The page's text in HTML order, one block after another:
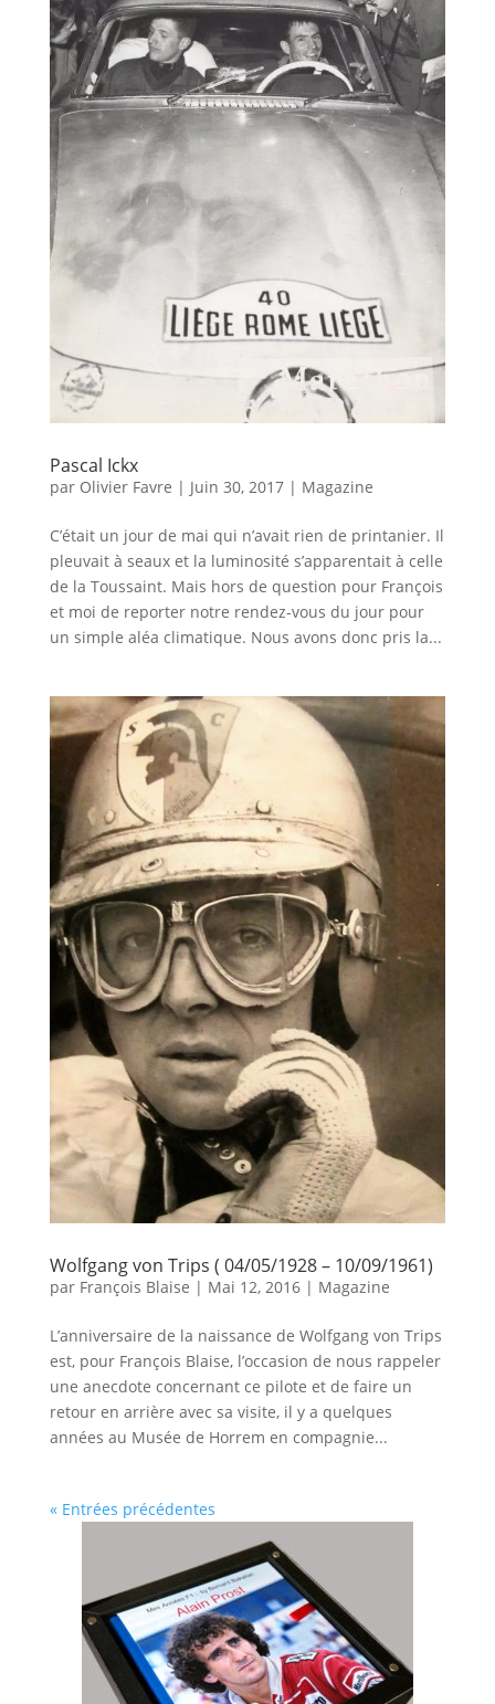
Pascal Ickx
par Olivier Favre | Juin 30, 2017| Magazine
C’était un jour de mai qui n’avait rien de printanier. Il
pleuvait à seaux et la luminosité s’apparentait à celle
de la Toussaint. Mais hors de question pour François
et moi de reporter notre rendez-vous du jour pour
un simple aléa climatique. Nous avons donc pris la...
Wolfgang von Trips ( 04/05/1928 – 10/09/1961)
par François Blaise | Mai 12, 2016| Magazine
L’anniversaire de la naissance de Wolfgang von Trips
est, pour François Blaise, l’occasion de nous rappeler
une anecdote concernant ce pilote et de faire un
retour en arrière avec sa visite, il y a quelques
années au Musée de Horrem en compagnie...
« Entrées précédentes